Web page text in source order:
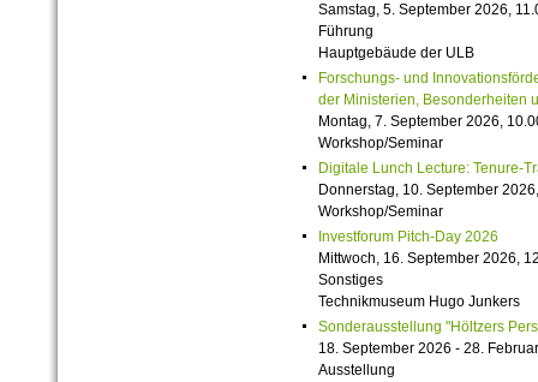
Samstag, 5. September 2026,
Führung
Hauptgebäude der ULB
Forschungs- und
der Ministerien, Besonderheiten
Montag, 7. September 2026,
Workshop/Seminar
Digitale Lunch Lecture: Tenure-
Donnerstag, 10. September
Workshop/Seminar
Investforum Pitch-Day 2026
Mittwoch, 16. September 2026,
Sonstiges
Technikmuseum Hugo Junkers
Sonderausstellung "Höltzers
18. September 2026 - 28.
Ausstellung